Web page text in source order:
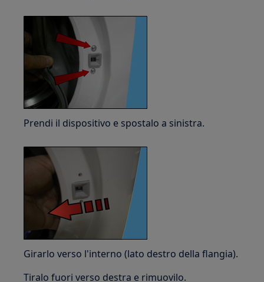
Prendi il dispositivo e spostalo a sinistra.
Girarlo verso l'interno (lato destro della flangia).
Tiralo fuori verso destra e rimuovilo.